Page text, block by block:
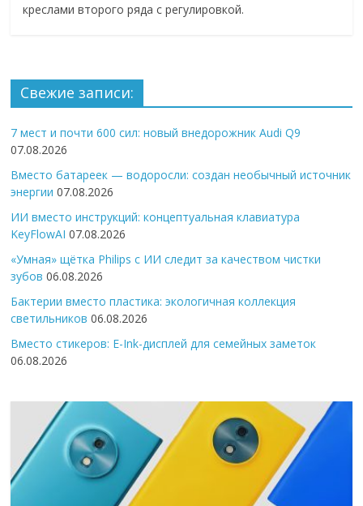
креслами второго ряда с регулировкой.
Свежие записи:
7 мест и почти 600 сил: новый внедорожник Audi Q9
07.08.2026
Вместо батареек — водоросли: создан необычный источник
энергии 07.08.2026
ИИ вместо инструкций: концептуальная клавиатура
KeyFlowAI 07.08.2026
«Умная» щётка Philips с ИИ следит за качеством чистки
зубов 06.08.2026
Бактерии вместо пластика: экологичная коллекция
светильников 06.08.2026
Вместо стикеров: E-Ink-дисплей для семейных заметок
06.08.2026